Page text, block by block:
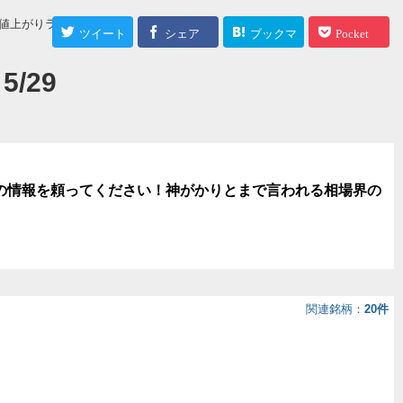
上がりランキング
ツイート シェア ブックマ Pocket
29
報を頼ってください！神がかりとまで言われる相場界の
関連銘柄 20件